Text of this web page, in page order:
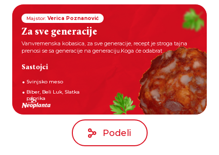
Majstor: Verica Poznanović
Za sve generacije
Vanvremenska kobasica, za sve generacije, recept je stroga tajna
prenosi se sa generacije na generaciju.Koga će odabrat
Sastojci
Svinjsko meso
Biber, Beli Luk, Slatka
paprika
Podeli